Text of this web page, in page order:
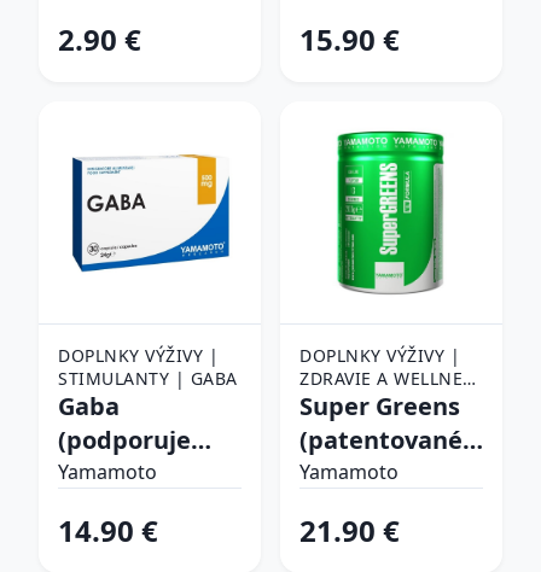
Dark Chocolate
2.90 €
kaps.
15.90 €
DOPLNKY VÝŽIVY |
STIMULANTY | GABA
Gaba
(podporuje
rast čistej
hmoty) -
Yamamoto
14.90 €
DOPLNKY VÝŽIVY |
ZDRAVIE A WELLNESS
| ANTIOXIDANTY
Super Greens
(patentované
výťažky z
zeleniny) -
Yamamoto
21.90 €